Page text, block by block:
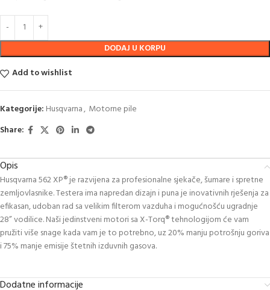
DODAJ U KORPU
Add to wishlist
Kategorije: Husqvarna, Motorne pile
Share:
Opis
Husqvarna 562 XP® je razvijena za profesionalne sjekače, šumare i spretne
zemljovlasnike. Testera ima napredan dizajn i puna je inovativnih rješenja za
efikasan, udoban rad sa velikim filterom vazduha i mogućnošću ugradnje
28” vodilice. Naši jedinstveni motori sa X-Torq® tehnologijom će vam
pružiti više snage kada vam je to potrebno, uz 20% manju potrošnju goriva
i 75% manje emisije štetnih izduvnih gasova.
Dodatne informacije